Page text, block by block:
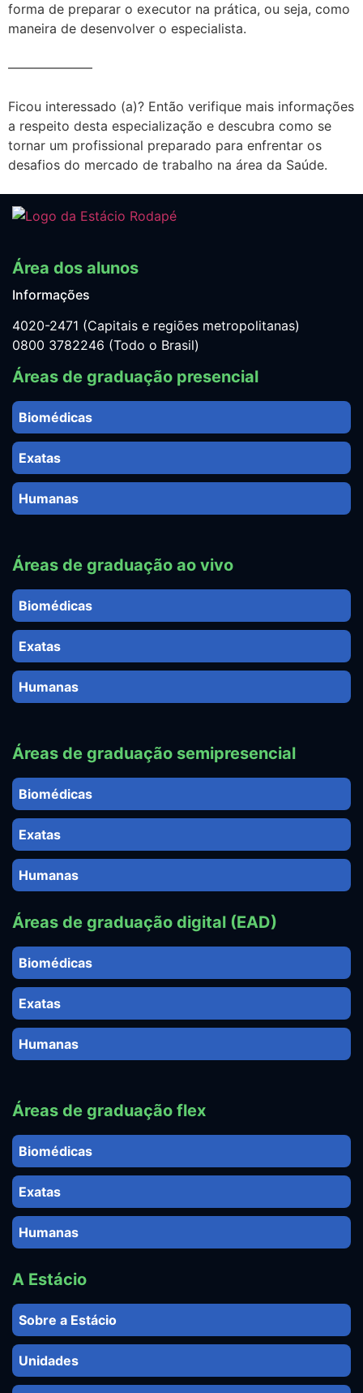
forma de preparar o executor na prática, ou seja, como
maneira de desenvolver o especialista.
——————–
Ficou interessado (a)? Então verifique mais informações
a respeito desta especialização e descubra como se
tornar um profissional preparado para enfrentar os
desafios do mercado de trabalho na área da Saúde.
Área dos alunos
Informações
4020-2471 (Capitais e regiões metropolitanas)
0800 3782246 (Todo o Brasil)
Áreas de graduação presencial
Biomédicas
Exatas
Humanas
Áreas de graduação ao vivo
Biomédicas
Exatas
Humanas
Áreas de graduação semipresencial
Biomédicas
Exatas
Humanas
Áreas de graduação digital (EAD)
Biomédicas
Exatas
Humanas
Áreas de graduação flex
Biomédicas
Exatas
Humanas
A Estácio
Sobre a Estácio
Unidades